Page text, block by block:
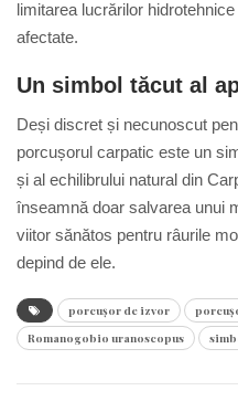
limitarea lucrărilor
afectate.
Un simbol tăcut al
Deși discret și necunoscut
porcușorul carpatic este un
și al echilibrului natural din
înseamnă doar salvarea unui
viitor sănătos pentru râurile
depind de ele.
porcușor de izvor
Romanogobio uranoscopus